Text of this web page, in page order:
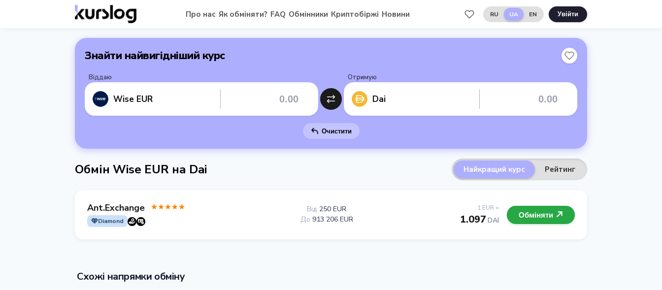
Про нас Як обміняти? FAQ Обмінники Криптобіржі Новини RU UA EN Увійти
Знайти найвигідніший курс
Віддаю
Wise EUR
Отримую
Dai
Очистити
Обмін Wise EUR на Dai Найкращий курс Рейтинг
Ant.Exchange
Diamond
1 EUR =
1.097 DAI
Від 250 EUR
До 913 206 EUR Обміняти
Схожі напрямки обміну